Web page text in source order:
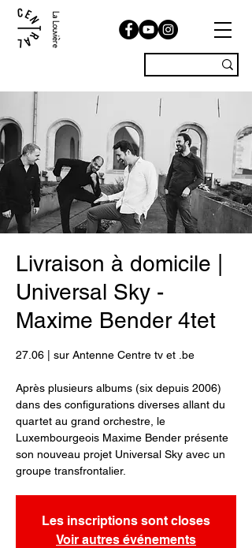
La Louvière
Livraison à domicile |
Universal Sky -
Maxime Bender 4tet
27.06 | sur Antenne Centre tv et .be
Après plusieurs albums (six depuis 2006)
dans des configurations diverses allant du
quartet au grand orchestre, le
Luxembourgeois Maxime Bender présente
son nouveau projet Universal Sky avec un
groupe transfrontalier.
Les inscriptions sont closes
Voir autres événements